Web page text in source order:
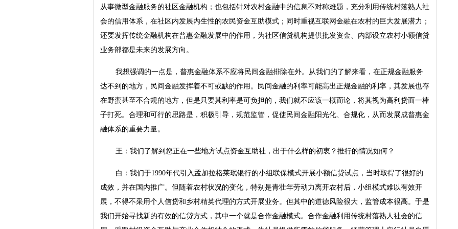
从事微型金融服务的社区金融机构；也包括针对农村金融中的信息不对称难题，充分利用传统村落熟人社
会的信用体系，在社区内发展内生性的农民资金互助模式；同时重视互联网金融在农村的巨大发展潜力；
还要发挥传统金融机构在普惠金融发展中的作用，为社区信贷机构提供批发资金、内部设立农村小额信贷
业务部都是未来的发展方向。
我想强调的一点是，普惠金融体系不应将民间金融排除在外。从我们的了解来看，在正规金融服务
达不到的地方，民间金融发挥着不可或缺的作用。民间金融的利率可能高出正规金融的利率，其发展也存
在野蛮甚至不合规的地方，但是只要其利率是可负担的，我们就不应该一概而论，将其视为高利贷而一棒
子打死。合理和可行的思路是，积极引导，规范监管，促使民间金融阳光化、合规化，从而发展成普惠金
融体系的重要力量。
王：我们了解到您正在一些地方试点资金互助社，出于什么样的初衷？推行的情况如何？
白：我们于1990年代引入孟加拉格莱珉银行的小组联保模式开展小额信贷试点，当时取得了很好的
成效，并在国内推广。但随着农村状况的变化，特别是青壮年劳动力离开农村后，小组模式难以有效开
展，不得不采用个人信贷和乡村精英代理的方式开展业务。但其中的道德风险很大，监管成本很高。于是
我们开始寻找新的有效的信贷方式，其中一个就是合作金融模式。合作金融利用传统村落熟人社会的信